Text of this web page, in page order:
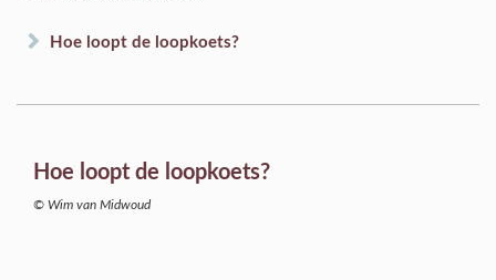
Hoe loopt de loopkoets?
Hoe loopt de loopkoets?
© Wim van Midwoud